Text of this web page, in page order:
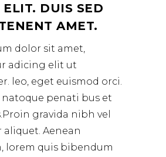
DUIS SED
AMET.
dolor sit amet,
adicing elit ut
leo, eget euismod orci.
natoque penati bus et
gravida nibh vel
aliquet. Aenean
lorem quis bibendum